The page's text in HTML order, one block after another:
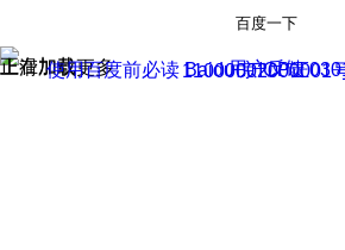
百度一下
正在加载
上滑加载更多 用户反馈
使用百度前必读 Baidu 京ICP证
京公网安备11000002000001